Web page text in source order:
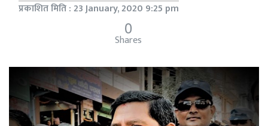
प्रकाशित मिति : 23 January, 2020 9:25 pm
0
Shares